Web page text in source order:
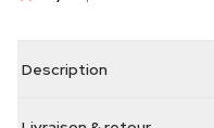
Description